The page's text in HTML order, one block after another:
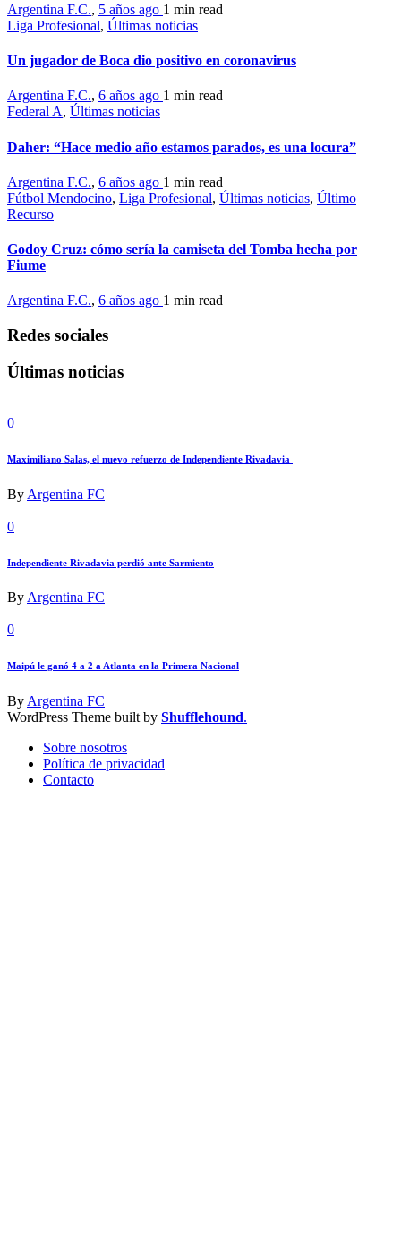
Argentina F.C., 5 años ago 1 min read
Liga Profesional, Últimas noticias
Un jugador de Boca dio positivo en coronavirus
Argentina F.C., 6 años ago 1 min read
Federal A, Últimas noticias
Daher: “Hace medio año estamos parados, es una locura”
Argentina F.C., 6 años ago 1 min read
Fútbol Mendocino, Liga Profesional, Últimas noticias, Último
Recurso
Godoy Cruz: cómo sería la camiseta del Tomba hecha por
Fiume
Argentina F.C., 6 años ago 1 min read
Redes sociales
Últimas noticias
0
Maximiliano Salas, el nuevo refuerzo de Independiente Rivadavia
By Argentina FC
0
Independiente Rivadavia perdió ante Sarmiento
ByArgentina FC
0
Maipú le ganó 4 a 2 a Atlanta en la Primera Nacional
ByArgentina FC
WordPress Theme built by Shufflehound.
Sobre nosotros
Política de privacidad
Contacto